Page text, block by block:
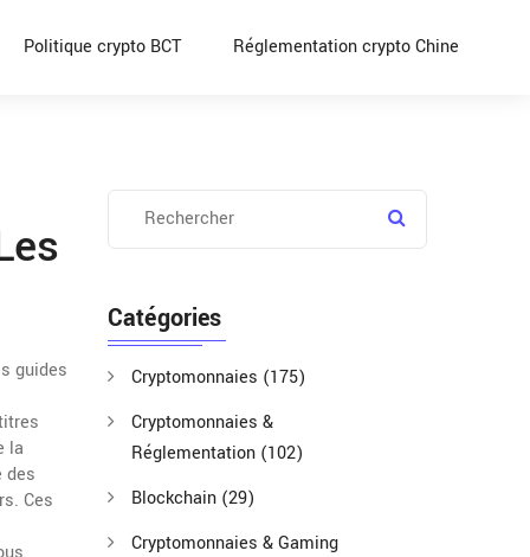
Politique crypto BCT Réglementation crypto Chine
guides
la
des
. Ces
Catégories
Cryptomonnaies (175)
Cryptomonnaies &
Réglementation (102)
Blockchain (29)
Cryptomonnaies & Gaming